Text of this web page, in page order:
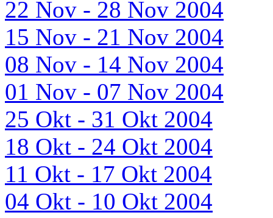
22 Nov - 28 Nov 2004
15 Nov - 21 Nov 2004
08 Nov - 14 Nov 2004
01 Nov - 07 Nov 2004
25 Okt - 31 Okt 2004
18 Okt - 24 Okt 2004
11 Okt - 17 Okt 2004
04 Okt - 10 Okt 2004